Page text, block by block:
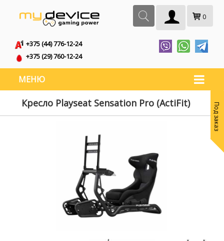
0
+375 (44) 776-12-24
+375 (29) 760-12-24
МЕНЮ
Кресло Playseat Sensation Pro (ActiFit) Под заказ